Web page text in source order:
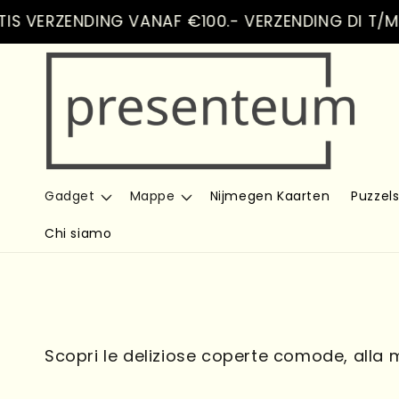
VERZENDING VANAF €100.- VERZENDING DI T/M
Gadget Mappe Nijmegen Kaarten Puzzels
Chi siamo
Scopri le deliziose coperte comode, alla